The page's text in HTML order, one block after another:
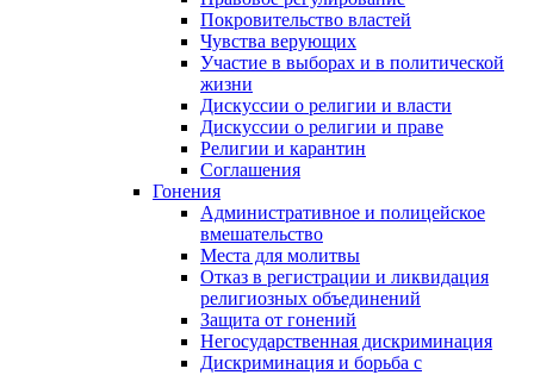
Покровительство властей
Чувства верующих
Участие в выборах и в политической
жизни
Дискуссии о религии и власти
Дискуссии о религии и праве
Религии и карантин
Соглашения
Гонения
Административное и полицейское
вмешательство
Места для молитвы
Отказ в регистрации и ликвидация
религиозных объединений
Защита от гонений
Негосударственная дискриминация
Дискриминация и борьба с